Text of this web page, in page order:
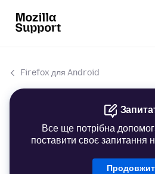
Firefox для Android
Все ще потрібна
поставити своє